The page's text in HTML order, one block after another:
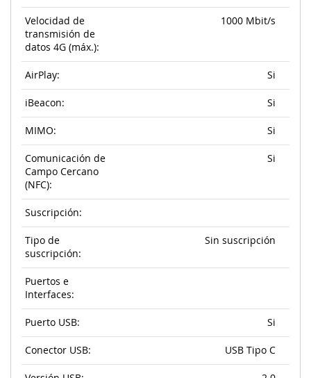
Velocidad de
transmisión de
datos 4G (máx.):
1000 Mbit/s
AirPlay: Si
iBeacon: Si
MIMO: Si
Comunicación de
Campo Cercano
(NFC):
Si
Suscripción:
Tipo de
suscripción:
Sin suscripción
Puertos e
Interfaces:
Puerto USB: Si
Conector USB: USB Tipo C